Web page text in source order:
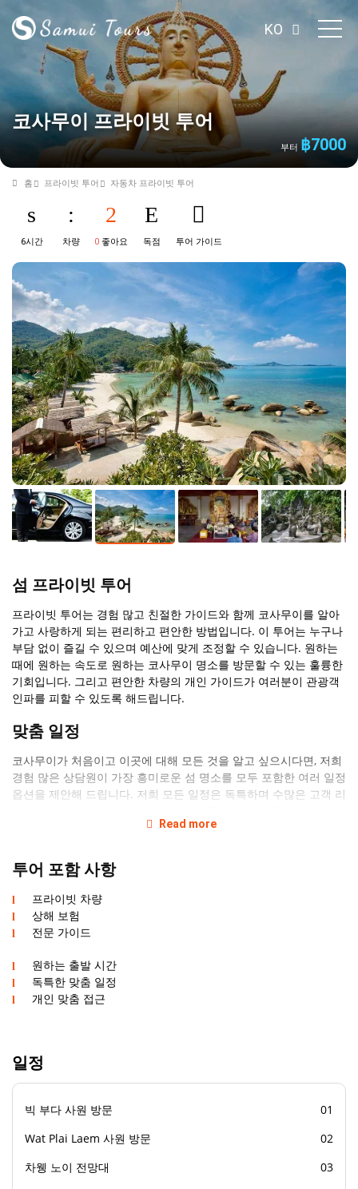
KO
코사무이 프라이빗 투어
부터 ฿7000
홈 프라이빗 투어 자동차 프라이빗 투어
6시간 차량 0 좋아요 독점 투어 가이드
섬 프라이빗 투어
프라이빗 투어는 경험 많고 친절한 가이드와 함께 코사무이를 알아
가고 사랑하게 되는 편리하고 편안한 방법입니다. 이 투어는 누구나
부담 없이 즐길 수 있으며 예산에 맞게 조정할 수 있습니다. 원하는
때에 원하는 속도로 원하는 코사무이 명소를 방문할 수 있는 훌륭한
기회입니다. 그리고 편안한 차량의 개인 가이드가 여러분이 관광객
인파를 피할 수 있도록 해드립니다.
맞춤 일정
코사무이가 처음이고 이곳에 대해 모든 것을 알고 싶으시다면, 저희
경험 많은 상담원이 가장 흥미로운 섬 명소를 모두 포함한 여러 일정
옵션을 제안해 드립니다. 저희 모든 일정은 독특하며 수많은 고객 리
다면 요청에 따라 일정을 만들어 아직 가보지 않은 장소를 제안해 드
을 위한 미니밴도 제공합니다.
고품질 서비스
프라이빗 투어를 예약하려면 저희 상담 가이드가 호텔로 방문해 투
어 일정과 세부 사항을 직접 상의하도록 선택하실 수 있습니다. 이
에서 일해 왔으며 섬에 대해 모든 것을 알고 있습니다. 저희와 투어
를 예약하시면 고품질 서비스가 보장됩니다.
준비물
수영복
수건
Read more
투어 포함 사항
프라이빗 차량
상해 보험
전문 가이드
원하는 출발 시간
독특한 맞춤 일정
개인 맞춤 접근
일정
빅 부다 사원 방문
01
Wat Plai Laem 사원 방문
02
차웽 노이 전망대
03